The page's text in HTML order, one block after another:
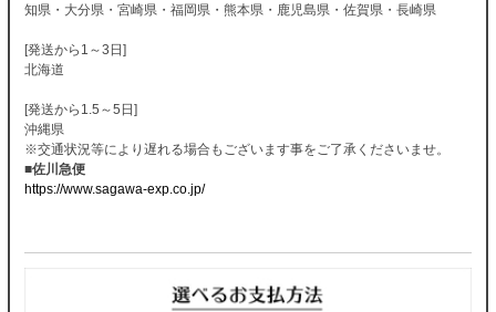
知県・大分県・宮崎県・福岡県・熊本県・鹿児島県・佐賀県・長崎県
[発送から1～3日]
北海道
[発送から1.5～5日]
沖縄県
※交通状況等により遅れる場合もございます事をご了承くださいませ。
■佐川急便
https://www.sagawa-exp.co.jp/